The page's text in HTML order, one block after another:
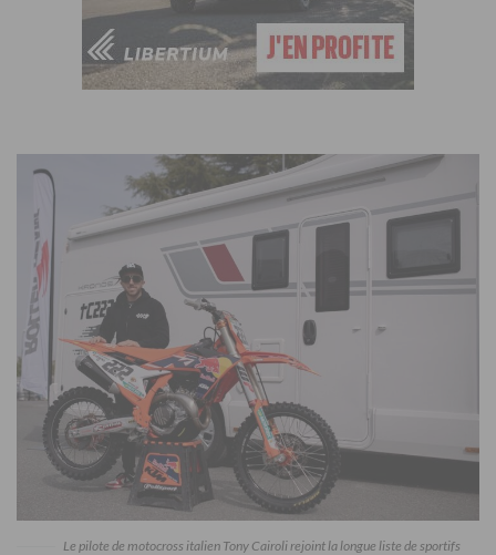
Le pilote de motocross italien Tony Cairoli rejoint la longue liste de sportifs